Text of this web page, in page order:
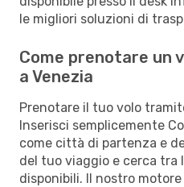
le migliori soluzioni di
Come prenotare un
a Venezia
Prenotare il tuo volo
Inserisci semplicemente
come città di partenza e
del tuo viaggio e cerca tra
disponibili. Il nostro